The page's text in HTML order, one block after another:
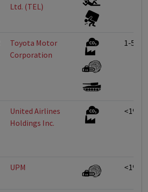
Ltd. (TEL)
Toyota Motor
Corporation
1-5%
United Airlines
Holdings Inc.
<1%
UPM <1%